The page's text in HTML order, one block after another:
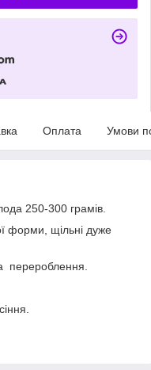
Оплата Умови
250-300 грамів.
форми, щільні дуже
перероблення.